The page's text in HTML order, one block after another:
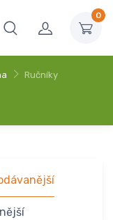
0
Ručníky